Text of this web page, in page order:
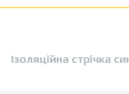
Ізоляцiйна стрiчка